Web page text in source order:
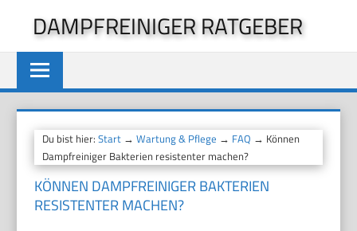
springen
DAMPFREINIGER RATGEBER
Du bist hier:Start →Wartung & Pflege → FAQ → Können
Dampfreiniger Bakterien resistenter machen?
KÖNNEN DAMPFREINIGER BAKTERIEN
RESISTENTER MACHEN?